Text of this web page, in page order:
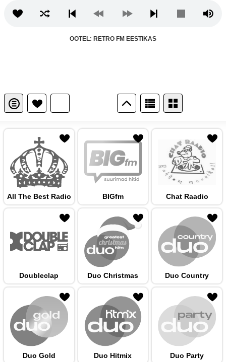
OOTEL: RETRO FM EESTIKAS
All The Best Radio BIGfm Chat Raadio
Doubleclap Duo Christmas Duo Country
Duo Gold Duo Hitmix Duo Party